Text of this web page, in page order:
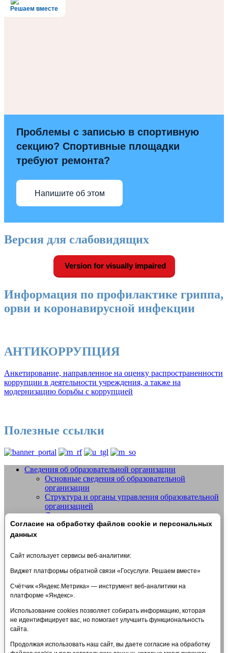
Решаем вместе
Проблемы с записью в спортивную
секцию? Спортивные площадки
требуют ремонта?
Напишите об этом
Версия для слабовидящих
Version for visually impaired
Информация по профилактике гриппа,
орви и коронавирусной инфекции
АНТИКОРРУПЦИЯ
Анкетирование, направленное на оценку распространенности
коррупции в деятельности учреждения, а также на
модернизацию борьбы с коррупцией
Полезные ссылки
Добро пожаловать на сайт МБУДО
СШОР №14 "Жигули" г.о. Тольятти
Сведения об образовательной организации
Основные сведения об образовательной
организации
Структура и органы управления образовательной
организацией
Документы
Образование
Педагогический состав
Материально-техническое обеспечение и
оснащенность образовательного процесса.
Стипендии и меры поддержки обучающихся
Платные образовательные услуги
Финансово-хозяйственная деятельность
Вакантные места для приема (перевода)
обучающихся
Организация питания в образовательной
Согласие на обработку файлов cookie и персональных
данных
Сайт использует сервисы веб-аналитики:
Виджет платформы обратной связи «Госуслуги. Решаем вместе»
Счётчик «Яндекс.Метрика» — инструмент веб-аналитики на
платформе «Яндекс».
Использование cookies позволяет собирать информацию, которая
не идентифицирует вас, но помогает улучшить функциональность
сайта.
Продолжая использовать наш сайт, вы даете согласие на обработку